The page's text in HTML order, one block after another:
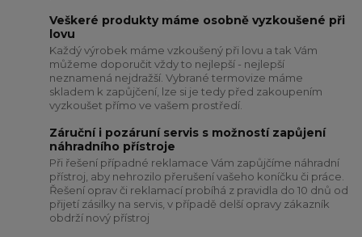
Veškeré produkty máme osobně vyzkoušené při
lovu
Každý výrobek máme vzkoušený při lovu a tak Vám
můžeme doporučit vždy to nejlepší - nejlepší
neznamená nejdražší. Vybrané termovize máme
skladem k zapůjčení, lze si je tedy před zakoupením
vyzkoušet přímo ve vašem prostředí.
Záruční i pozáruní servis s možností zapůjení
náhradního přístroje
Při řešení případné reklamace Vám zapůjčíme náhradní
přístroj, aby nehrozilo přerušení vašeho koníčku či práce.
Řešení oprav či reklamací probíhá z pravidla do 10 dnů od
přijetí zásilky na servis, v případě delší opravy zákazník
obdrží nový přístroj